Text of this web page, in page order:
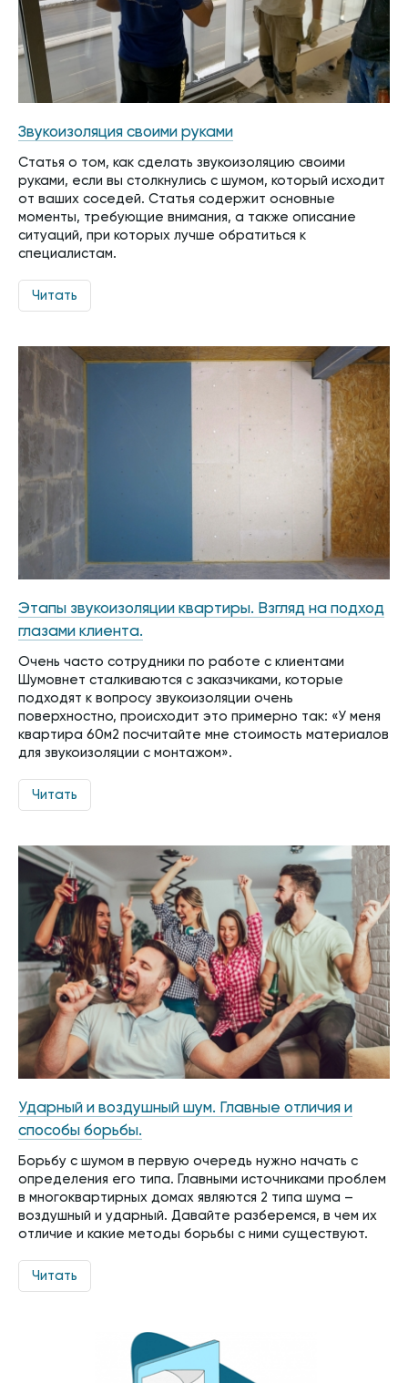
Звукоизоляция своими руками
Статья о том, как сделать звукоизоляцию своими
руками, если вы столкнулись с шумом, который исходит
от ваших соседей. Статья содержит основные
моменты, требующие внимания, а также описание
ситуаций, при которых лучше обратиться к
специалистам.
Читать
Этапы звукоизоляции квартиры. Взгляд на подход
глазами клиента.
Очень часто сотрудники по работе с клиентами
Шумовнет сталкиваются с заказчиками, которые
подходят к вопросу звукоизоляции очень
поверхностно, происходит это примерно так: «У меня
квартира 60м2 посчитайте мне стоимость материалов
для звукоизоляции с монтажом».
Читать
Ударный и воздушный шум. Главные отличия и
способы борьбы.
Борьбу с шумом в первую очередь нужно начать с
определения его типа. Главными источниками проблем
в многоквартирных домах являются 2 типа шума –
воздушный и ударный. Давайте разберемся, в чем их
отличие и какие методы борьбы с ними существуют.
Читать